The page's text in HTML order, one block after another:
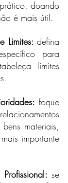
doando
é mais útil.
Limites: defina
para
limites
foque
materiais,
importante
se